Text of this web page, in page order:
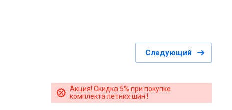
Следующий
Акция! Скидка 5% при покупке
комплекта летних шин !